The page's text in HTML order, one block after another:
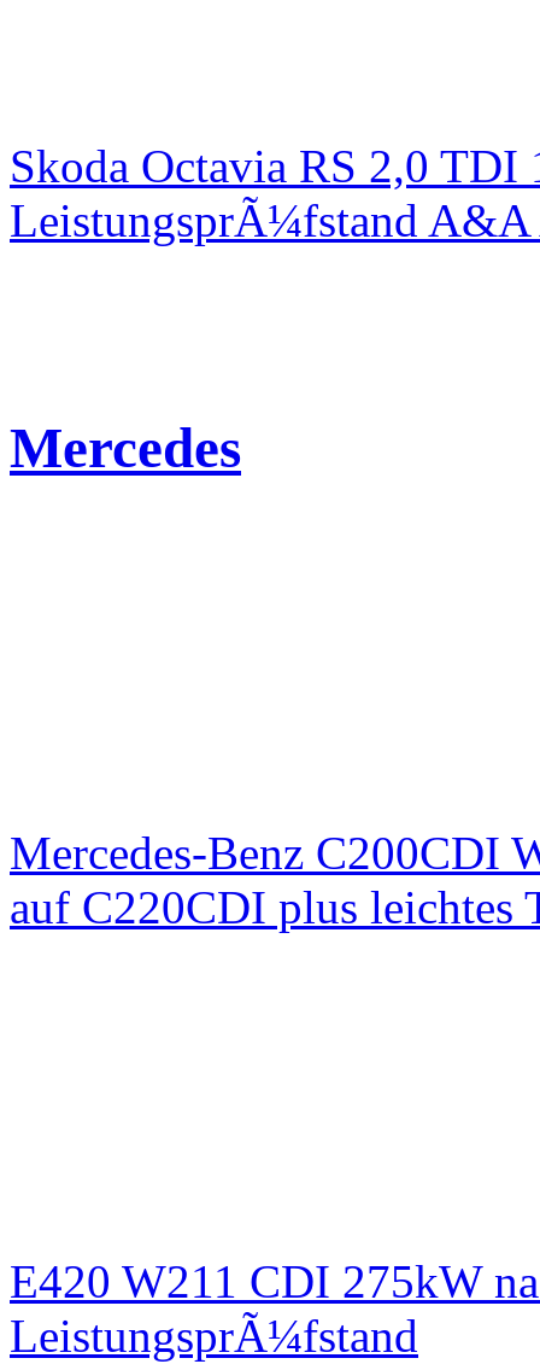
Skoda Octavia RS 2,0
LeistungsprÃ¼fstand
Mercedes
Mercedes-Benz C200CDI
auf C220CDI plus
E420 W211 CDI 275kW
LeistungsprÃ¼fstand